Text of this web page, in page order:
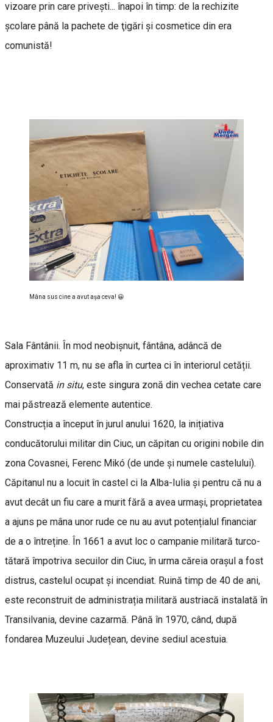
vizoare prin care priveşti... înapoi în timp: de la rechizite
şcolare până la pachete de ţigări şi cosmetice din era
comunistă!
Mâna sus cine a avut aşa ceva! 😀
Sala Fântânii. În mod neobișnuit, fântâna, adâncă de
aproximativ 11 m, nu se afla în curtea ci în interiorul cetății.
Conservată in situ, este singura zonă din vechea cetate care
mai păstrează elemente autentice.
Construcția a început în jurul anului 1620, la inițiativa
conducătorului militar din Ciuc, un căpitan cu origini nobile din
zona Covasnei, Ferenc Mikó (de unde și numele castelului).
Căpitanul nu a locuit în castel ci la Alba-Iulia și pentru că nu a
avut decât un fiu care a murit fără a avea urmași, proprietatea
a ajuns pe mâna unor rude ce nu au avut potențialul financiar
de a o întreține. În 1661 a avut loc o campanie militară turco-
tătară împotriva secuilor din Ciuc, în urma căreia orașul a fost
distrus, castelul ocupat și incendiat. Ruină timp de 40 de ani,
este reconstruit de administrația militară austriacă instalată în
Transilvania, devine cazarmă. Până în 1970, când, după
fondarea Muzeului Județean, devine sediul acestuia.